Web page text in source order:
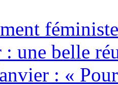
une belle
: «